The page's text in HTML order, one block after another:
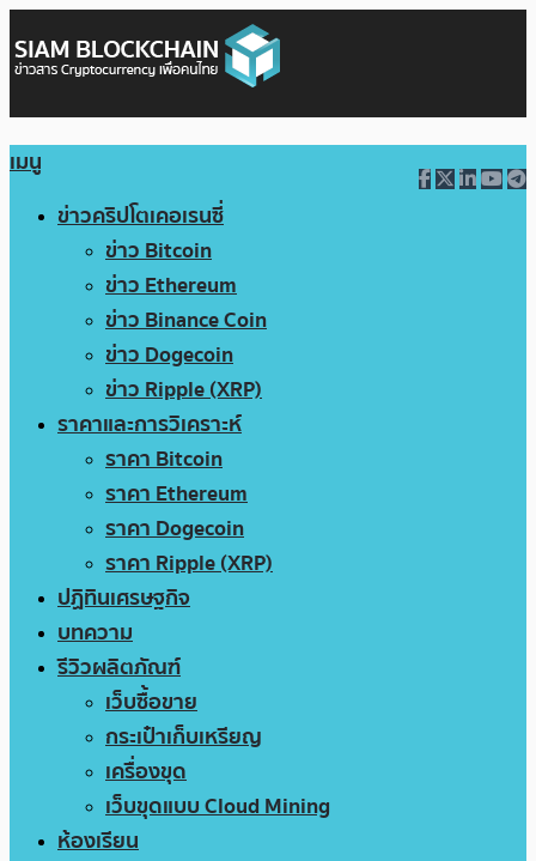
เมนู
ข่าวคริปโตเคอเรนซี่
ข่าว Bitcoin
ข่าว Ethereum
ข่าว Binance Coin
ข่าว Dogecoin
ข่าว Ripple (XRP)
ราคาและการวิเคราะห์
ราคา Bitcoin
ราคา Ethereum
ราคา Dogecoin
ราคา Ripple (XRP)
ปฏิทินเศรษฐกิจ
บทความ
รีวิวผลิตภัณฑ์
เว็บซื้อขาย
กระเป๋าเก็บเหรียญ
เครื่องขุด
เว็บขุดแบบ Cloud Mining
ห้องเรียน